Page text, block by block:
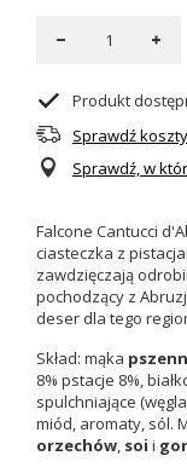
Produkt
Sprawdź
Sprawdź, w
Falcone Cantucci
ciasteczka z
zawdzięczają
pochodzący z
deser dla tego
Skład: mąka
8% pstacje 8%,
spulchniające
miód, aromaty, sól.
orzechów, soi i